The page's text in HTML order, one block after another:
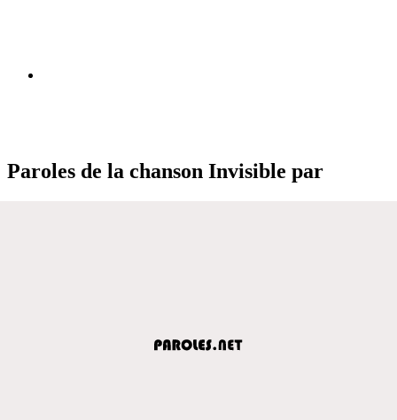
Paroles de la chanson Invisible par